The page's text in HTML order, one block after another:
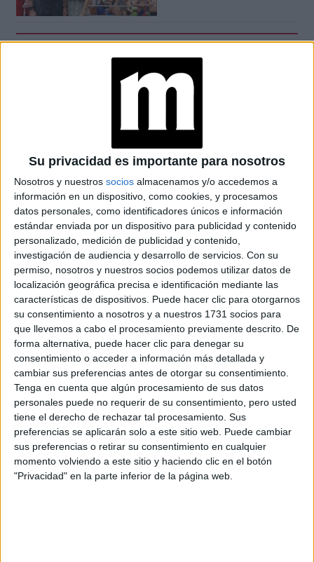
Su privacidad es importante para nosotros
Nosotros y nuestros socios almacenamos y/o accedemos a
información en un dispositivo, como cookies, y procesamos
datos personales, como identificadores únicos e información
estándar enviada por un dispositivo para publicidad y contenido
personalizado, medición de publicidad y contenido,
investigación de audiencia y desarrollo de servicios. Con su
permiso, nosotros y nuestros socios podemos utilizar datos de
localización geográfica precisa e identificación mediante las
características de dispositivos. Puede hacer clic para otorgarnos
su consentimiento a nosotros y a nuestros 1731 socios para
que llevemos a cabo el procesamiento previamente descrito. De
forma alternativa, puede hacer clic para denegar su
consentimiento o acceder a información más detallada y
cambiar sus preferencias antes de otorgar su consentimiento.
Tenga en cuenta que algún procesamiento de sus datos
personales puede no requerir de su consentimiento, pero usted
tiene el derecho de rechazar tal procesamiento. Sus
preferencias se aplicarán solo a este sitio web. Puede cambiar
sus preferencias o retirar su consentimiento en cualquier
momento volviendo a este sitio y haciendo clic en el botón
"Privacidad" en la parte inferior de la página web.
TE PUEDE INTERESAR -PELUQUERÍA EN
CASA: OPCIONES ORIGINALES
Virgo, Tauro, Capricornio, Cáncer y Escorpio:
momento de organizarse en todos los ámbitos. No dejen
para después lo que podrían solucionar hoy. Pongan
límites.
Géminis, Sagitario y Piscis:recuerden que no siempre
tienen la razón. La clave de las relaciones está en poder
escuchar a los demás. Eviten las discusiones sin sentido.
Libra, Acuario, Aries y Leo:escuchen qué les dice su
cuerpo. La meditación ayuda. Es momento de disfrutar de
una vida balanceada.
GALERÍA DE IMÁGENES